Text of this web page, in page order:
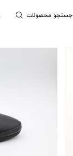
جستجو محصولات